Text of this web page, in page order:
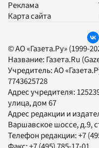
Реклама
Карта сайта
© АО «Газета.Ру» (1999-
Название: Газета.Ru
Учредитель:АО
7743625728
Адрес учредителя:
улица, дом 67
Адрес редакции и
Варшавское шоссе, д.9,
Телефон редакции:+7